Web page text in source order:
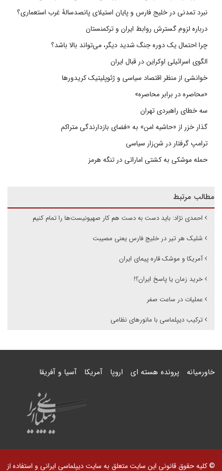
نبرد تمدنی در خلیج فارس و پایان استیلای پانصدسالۀ غرب استعماری؟
درباره لزوم گسترش روابط ایران و ترکمنستان
چرا احتمال یک دوره جنگ شدید دیگر، می‌تواند بالا باشد؟
الگوی اسرائیلی اوکراین در قبال ایران
خوانشی از منظر اقتصاد سیاسی و ژئوپلیتیک کریدورها
«محاصره در برابر محاصره»
سه خطای راهبردی تهران
گذار خزر از «حاشیه امن» به «فضای بازدارندگی متراکم
ترامپ گرفتار در شن‌زار سیاسی
حمله موشکی به کشتی اماراتی در تنگه هرمز
مطالب مرتبط
احمدی نژاد: باید دست به دست هم کار صهیونیست‌ها را تمام کنیم
شلیک هر تیر در خلیج فارس یعنی مصیبت
آمریکا و موشک قاره پیمای ایران
خرید زمان یا پاسخ ایران؟!
عملیات در ساعت صفر
ترکیب دیپلماسی با مانورهای نظامی
خاورمیانه پرونده هسته ای اروپا آمریکا آسیا و آفریقا
© کلیه حقوق قانونی این سایت متعلق به سایت دیپلماسی ایرانی و استفاده از